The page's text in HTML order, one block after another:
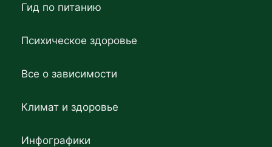
Гид по питанию
Психическое здоровье
Все о зависимости
Климат и здоровье
Инфографики